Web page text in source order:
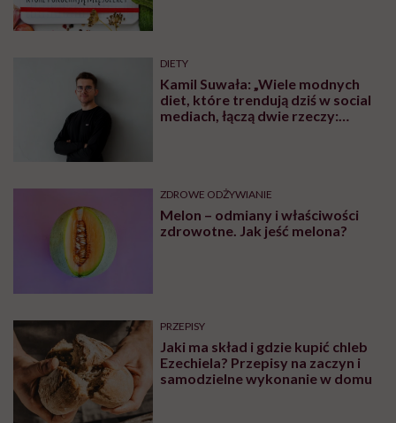
ZDROWE ODŻYWIANIE
Jesz truskawki i jagody prosto z
łubianki? Ratownik medyczny
pokazał skutki podstępnej
PRZEPISY
Kwas Bołotowa – mikstura
szarlatana czy suplement
geniusza?
18 dań wege, które pokochają
mięsożercy. Najlepsze przepisy z
wegańskich i wegetariańskich
blogów